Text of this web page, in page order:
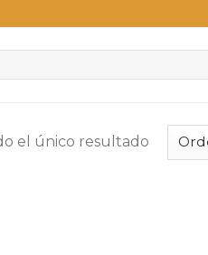
el único resultado